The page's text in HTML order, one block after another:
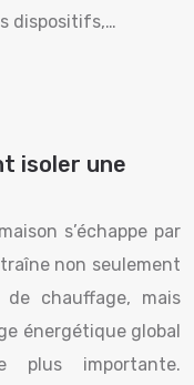
dispositifs,…
isoler une
s’échappe par
non seulement
chauffage, mais
énergétique global
plus importante.